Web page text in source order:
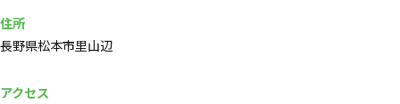
住所
長野県松本市里山辺
アクセス